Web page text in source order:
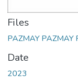
Files
PAZMAY PAZMAY
Date
2023